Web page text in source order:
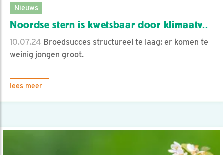
Nieuws
Noordse stern is kwetsbaar door klimaatv..
10.07.24 Broedsucces structureel te laag: er komen te
weinig jongen groot.
lees meer